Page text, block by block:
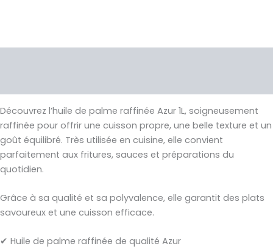
Découvrez l’huile de palme raffinée Azur 1L, soigneusement
raffinée pour offrir une cuisson propre, une belle texture et un
goût équilibré. Très utilisée en cuisine, elle convient
parfaitement aux fritures, sauces et préparations du
quotidien.
Grâce à sa qualité et sa polyvalence, elle garantit des plats
savoureux et une cuisson efficace.
✔ Huile de palme raffinée de qualité Azur